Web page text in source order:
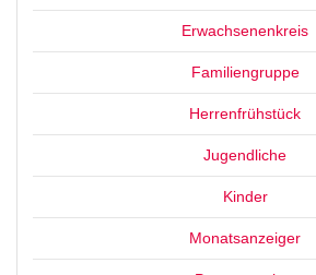
Erwachsenenkreis
Familiengruppe
Herrenfrühstück
Jugendliche
Kinder
Monatsanzeiger